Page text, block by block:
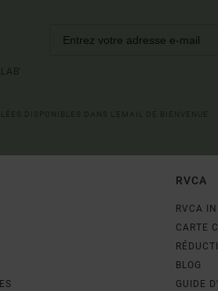
RVCA
RVCA
CARTE
BLOG
GUIDE